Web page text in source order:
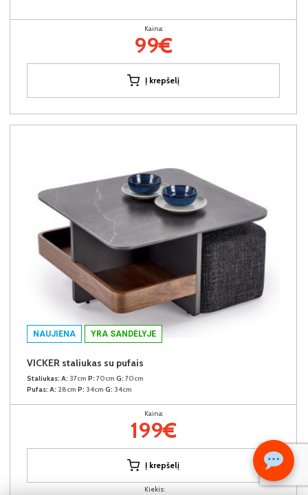
Kiekis:
Kaina:
99€
Į krepšelį
NAUJIENA YRA SANDĖLYJE
VICKER staliukas su pufais
Staliukas: A: 37cm P: 70cm G: 70cm
Pufas: A: 28cm P: 34cm G: 34cm
Kaina:
199€
Į krepšelį